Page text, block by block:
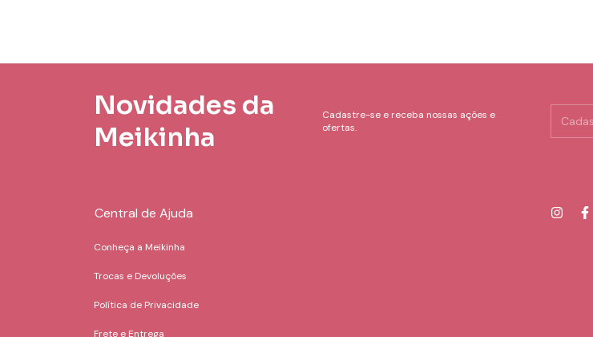
Novidades da
Meikinha
Cadastre-se e receba nossas ações e
ofertas.
Central de Ajuda
Conheça a Meikinha
Trocas e Devoluções
Política de Privacidade
Frete e Entrega